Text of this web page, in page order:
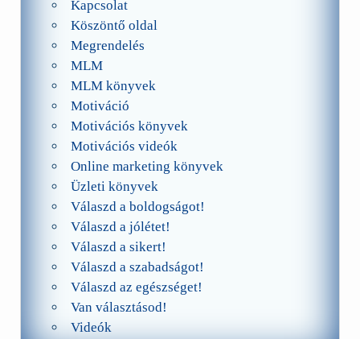
Kapcsolat
Köszöntő oldal
Megrendelés
MLM
MLM könyvek
Motiváció
Motivációs könyvek
Motivációs videók
Online marketing könyvek
Üzleti könyvek
Válaszd a boldogságot!
Válaszd a jólétet!
Válaszd a sikert!
Válaszd a szabadságot!
Válaszd az egészséget!
Van választásod!
Videók